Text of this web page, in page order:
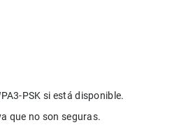
PSK si está disponible.